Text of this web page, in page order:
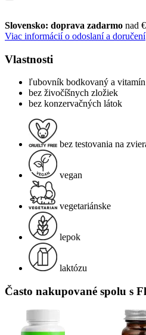
Slovensko: doprava zadarmo nad
Viac informácií o odoslaní a doručení
Vlastnosti
ľubovník bodkovaný a
bez živočíšnych zložiek
bez konzervačných látok
bez testovania na
vegan
vegetariánske
lepok
laktózu
Často nakupované spolu s